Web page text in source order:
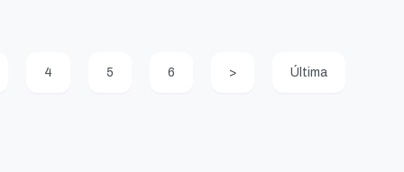
4 5 6 > Última